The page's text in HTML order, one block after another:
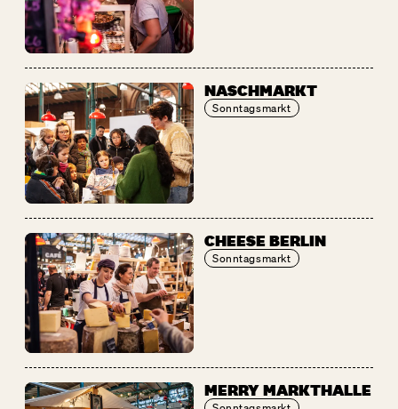
NASCHMARKT
Sonntagsmarkt
CHEESE BERLIN
Sonntagsmarkt
MERRY MARKTHALLE